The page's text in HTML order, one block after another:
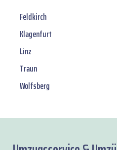
Feldkirch
Klagenfurt
Linz
Traun
Wolfsberg